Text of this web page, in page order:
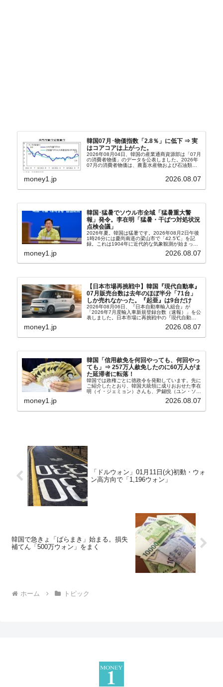
韓国07月･物価指数「2.8％」に低下 ⇒ 実
はコアコアは上がった。
2026年08月04日、韓国の産業通商資源部は「07月
の消費者物価」のデータを公表しました。2026年
07月の消費者物価は、農畜水産物および石油類の
2.8％上昇（06月は3.2％）となり、上昇率は前...
money1.jp 2026.08.07
韓国･猛暑でソウル市全域「猛暑重大警
報」発令。李在明「猛暑・干ばつ対処状況
点検会議」
2026年夏。韓国は猛暑です。2026年08月2日午後
1時26分には慶尚南道の梁山市で「42.5℃」を記
録。これは1904年に近代的な気象観測が始まって
ウル市全域への「猛暑重大警報」が発令され...
money1.jp 2026.08.07
【日本市場再挑戦中】韓国『現代自動車』
07月販売台数は去年のほぼ半分「71台」
しか売れなかった。『起亜』は9台だけ
2026年08月06日、『日本自動車輸入組合』が
「2026年7月度輸入車新規登録台数（速報）」を公
表しました。日本市場に再挑戦中の『現代自動
台数はこの中に捉えられているはずです。先月から
money1.jp 2026.08.07
韓国「信用赦免を何回やっても、何回やっ
ても」⇒ 257万人赦免したのに60万人がま
た延滞者に転落！
韓国では政権ごとに徳政令を発動しています。先に
ご紹介したとおり、韓国大統領に成りおおせた李在
明（イ・ジェミョン）さんも、尹錫悦（ユン・ソギ
ョル）前政権が行った――「新出発基金」をバッド
バンクにして不良債権の買い取りを行い、分割償還
money1.jp 2026.08.07
「ドルウォン」01月11日(火)初動・ウォ
ン高方向で「1,196ウォン」
韓国で急きょ「ばらまき」始まる。損失
補てん「500万ウォン」をまく
ホーム トピック